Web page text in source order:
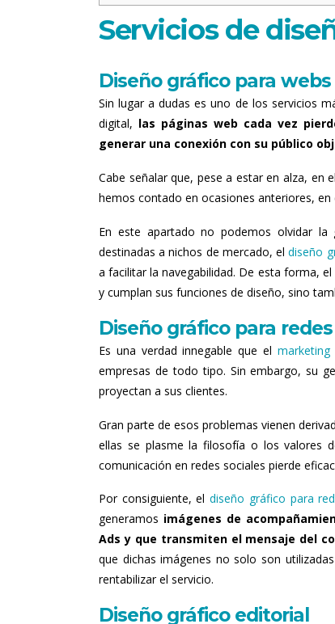
Servicios de
Diseño gráfico para
Sin lugar a dudas es uno de los servicios
digital, las páginas web cada vez
generar una conexión con su público
Cabe señalar que, pese a estar en alza, en el
hemos contado en ocasiones anteriores,
En este apartado no podemos olvidar la
destinadas a nichos de mercado, eldiseño
a facilitar la navegabilidad. De esta forma,
y cumplan sus funciones de diseño, sino
Diseño gráfico para
Es una verdad innegable que el marketing
empresas de todo tipo. Sin embargo, su
proyectan a sus clientes.
Gran parte de esos problemas vienen
ellas se plasme la filosofía o los valores
comunicación en redes sociales pierde
Por consiguiente, eldiseño gráfico para
generamos imágenes de
Ads y que transmiten el mensaje del
que dichas imágenes no solo son
rentabilizar el servicio.
Diseño gráfico editorial